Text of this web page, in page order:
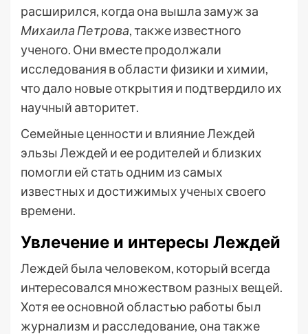
расширился, когда она вышла замуж за
Михаила Петрова, также известного
ученого. Они вместе продолжали
исследования в области физики и химии,
что дало новые открытия и подтвердило их
научный авторитет.
Семейные ценности и влияние Леждей
эльзы Леждей и ее родителей и близких
помогли ей стать одним из самых
известных и достижимых ученых своего
времени.
Увлечение и интересы Леждей
Леждей была человеком, который всегда
интересовался множеством разных вещей.
Хотя ее основной областью работы был
журнализм и расследование, она также